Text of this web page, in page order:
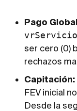
Pago
vrServicio
ser cero (0)
rechazos
Capitación:
FEV inicial
Desde la